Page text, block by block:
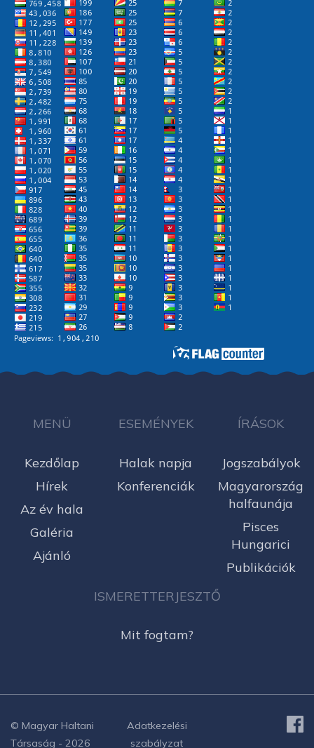
MENÜ
Kezdőlap
Hírek
Az év hala
Galéria
Ajánló
ESEMÉNYEK
Halak napja
Konferenciák
ÍRÁSOK
Jogszabályok
Magyarország
halfaunája
Pisces
Hungarici
Publikációk
ISMERETTERJESZTŐ
Mit fogtam?
© Magyar Haltani
Társaság - 2026
Adatkezelési
szabályzat